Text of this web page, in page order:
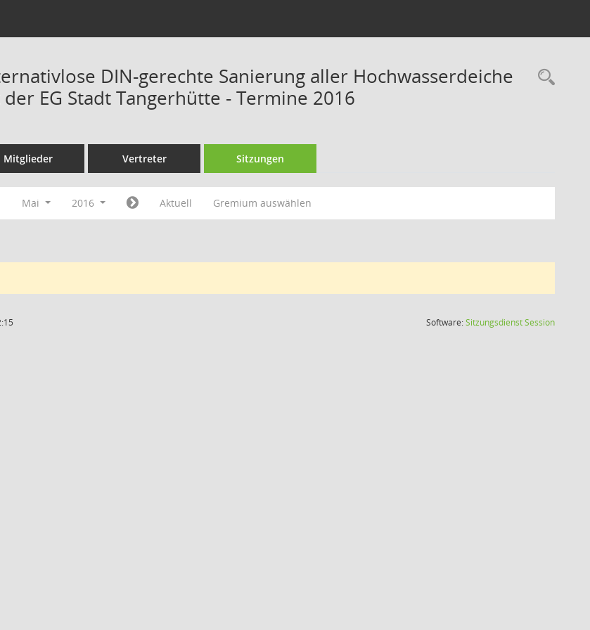
DIN-gerechte Sanierung aller Hochwasserdeiche
EG Stadt Tangerhütte - Termine 2016
Mitglieder Vertreter Sitzungen
Mai 2016 Aktuell Gremium auswählen
Software:SitzungsdienstSession(Wird in